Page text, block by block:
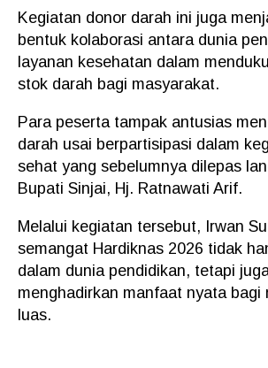
Kegiatan donor darah ini juga
bentuk kolaborasi antara dunia
layanan kesehatan dalam
stok darah bagi masyarakat.
Para peserta tampak antusias
darah usai berpartisipasi dalam
sehat yang sebelumnya dilepas
Bupati Sinjai, Hj. Ratnawati Arif.
Melalui kegiatan tersebut, Irwan
semangat Hardiknas 2026 tidak
dalam dunia pendidikan, tetapi
menghadirkan manfaat nyata bagi
luas.